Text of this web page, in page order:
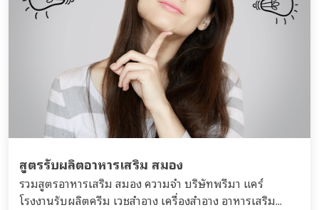
สูตรรับผลิตอาหารเสริม สมอง
รวมสูตรอาหารเสริม สมอง ความจำ บริษัทพรีมา แคร์
โรงงานรับผลิตครีม เวชสำอาง เครื่องสำอาง อาหารเสริม...